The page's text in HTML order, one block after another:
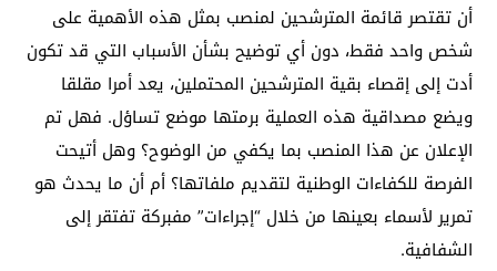
أن تقتصر قائمة المترشحين لمنصب بمثل هذه الأهمية على
شخص واحد فقط، دون أي توضيح بشأن الأسباب التي قد تكون
أدت إلى إقصاء بقية المترشحين المحتملين، يعد أمرا مقلقا
ويضع مصداقية هذه العملية برمتها موضع تساؤل. فهل تم
الإعلان عن هذا المنصب بما يكفي من الوضوح؟ وهل أتيحت
الفرصة للكفاءات الوطنية لتقديم ملفاتها؟ أم أن ما يحدث هو
تمرير لأسماء بعينها من خلال “إجراءات” مفبركة تفتقر إلى
الشفافية.